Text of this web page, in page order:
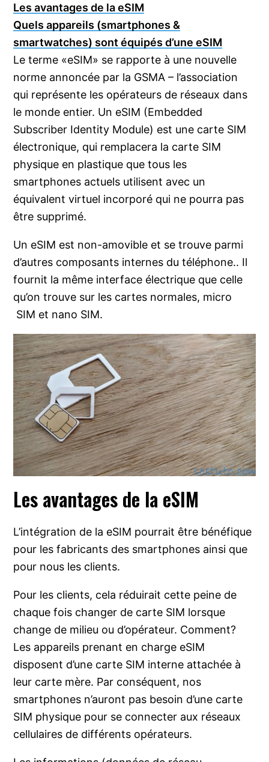
Les avantages de la eSIM
Quels appareils (smartphones &
smartwatches) sont équipés d’une eSIM
Le terme «eSIM» se rapporte à une nouvelle
norme annoncée par la GSMA – l’association
qui représente les opérateurs de réseaux dans
le monde entier. Un eSIM (Embedded
Subscriber Identity Module) est une carte SIM
électronique, qui remplacera la carte SIM
physique en plastique que tous les
smartphones actuels utilisent avec un
équivalent virtuel incorporé qui ne pourra pas
être supprimé.
Un eSIM est non-amovible et se trouve parmi
d’autres composants internes du téléphone.. Il
fournit la même interface électrique que celle
qu’on trouve sur les cartes normales, micro
SIM et nano SIM.
Les avantages de la eSIM
L’intégration de la eSIM pourrait être bénéfique
pour les fabricants des smartphones ainsi que
pour nous les clients.
Pour les clients, cela réduirait cette peine de
chaque fois changer de carte SIM lorsque
change de milieu ou d’opérateur. Comment?
Les appareils prenant en charge eSIM
disposent d’une carte SIM interne attachée à
leur carte mère. Par conséquent, nos
smartphones n’auront pas besoin d’une carte
SIM physique pour se connecter aux réseaux
cellulaires de différents opérateurs.